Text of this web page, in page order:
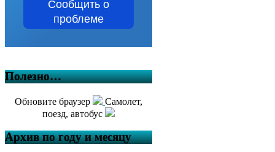
Сообщить о
проблеме
Полезно…
Обновите браузер
Самолет,
поезд, автобус
Архив по году и месяцу